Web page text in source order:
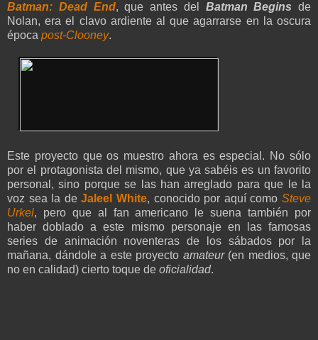
Batman: Dead End, que antes del Batman Begins de
Nolan, era el clavo ardiente al que agarrarse en la oscura
época post-Clooney.
Este proyecto que os muestro ahora es especial. No sólo
por el protagonista del mismo, que ya sabéis es un favorito
personal, sino porque se las han arreglado para que le la
voz sea la deJaleel White, conocido por aquí comoSteve
Urkel, pero que al fan americano le suena también por
haber doblado a este mismo personaje en las famosas
series de animación noventeras de los sábados por la
mañana, dándole a este proyecto amateur (en medios, que
no en calidad) cierto toque de oficialidad.